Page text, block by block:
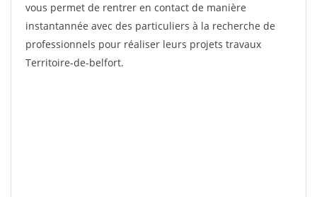
vous permet de rentrer en contact de manière
instantannée avec des particuliers à la recherche de
professionnels pour réaliser leurs projets travaux
Territoire-de-belfort.